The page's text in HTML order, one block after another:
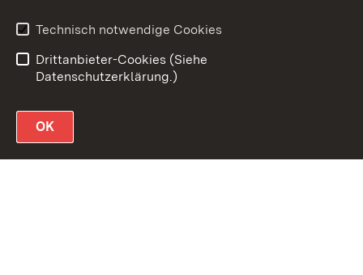
Technisch notwendige Cookies
Drittanbieter-Cookies (Siehe
Datenschutzerklärung.)
OK